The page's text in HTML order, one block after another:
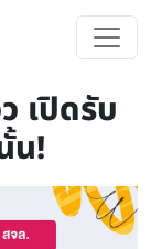
เปิดรับ
น!